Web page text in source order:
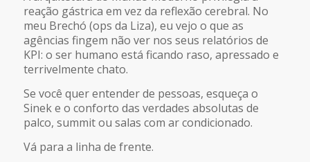
reação gástrica em vez da reflexão cerebral. No
meu Brechó (ops da Liza), eu vejo o que as
agências fingem não ver nos seus relatórios de
KPI: o ser humano está ficando raso, apressado e
terrivelmente chato.
Se você quer entender de pessoas, esqueça o
Sinek e o conforto das verdades absolutas de
palco, summit ou salas com ar condicionado.
Vá para a linha de frente.